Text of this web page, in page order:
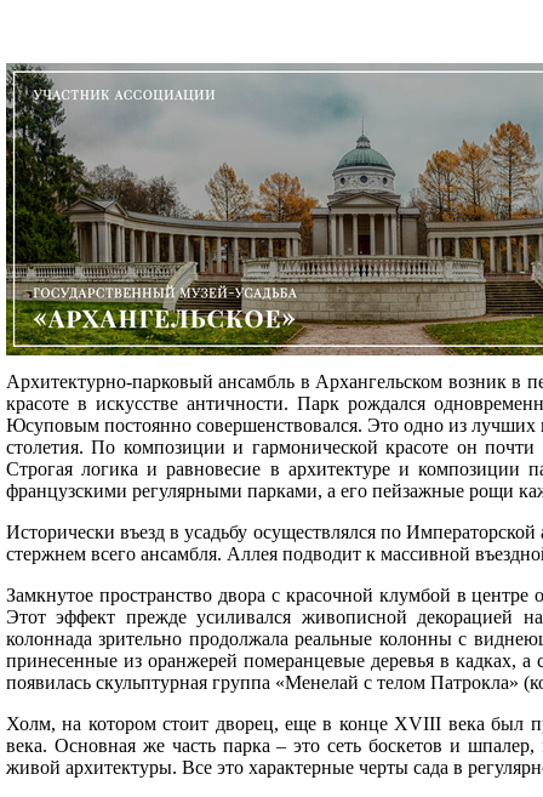
Архитектурно-парковый ансамбль в Архангельском возник в
красоте в искусстве античности. Парк рождался
Юсуповым постоянно совершенствовался. Это одно из
столетия. По композиции и гармонической красоте он
Cтрогая логика и равновесие в архитектуре и композиции
французскими регулярными парками, а его пейзажные рощи
Исторически въезд в усадьбу осуществлялся по
стержнем всего ансамбля. Аллея подводит к массивной
Замкнутое пространство двора с красочной клумбой в
Этот эффект прежде усиливался живописной декорацией
колоннада зрительно продолжала реальные колонны с
принесенные из оранжерей померанцевые деревья в кадках,
появилась скульптурная группа «Менелай с телом Патрокла»
Холм, на котором стоит дворец, еще в конце XVIII века был
века. Основная же часть парка – это сеть боскетов и
живой архитектуры. Все это характерные черты сада в